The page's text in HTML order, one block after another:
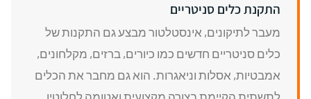
התקנת כלים סניטריים
מעבר לתיקונים, אינסטלטור מבצע גם התקנות של
כלים סניטריים חדשים כמו כיורים, ברזים, מקלחונים,
אמבטיות, אסלות וניאגרות. הוא גם מחבר את הכלים